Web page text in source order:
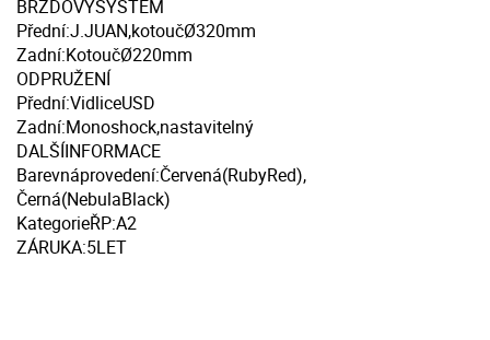
BRZDOVÝSYSTÉM
Přední:J.JUAN,kotoučØ320mm
Zadní:KotoučØ220mm
ODPRUŽENÍ
Přední:VidliceUSD
Zadní:Monoshock,nastavitelný
DALŠÍINFORMACE
Barevnáprovedení:Červená(RubyRed),
Černá(NebulaBlack)
KategorieŘP:A2
ZÁRUKA:5LET